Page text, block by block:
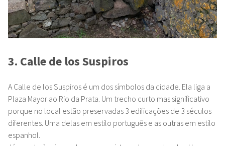
3. Calle de los Suspiros
A Calle de los Suspiros é um dos símbolos da cidade. Ela liga a
Plaza Mayor ao Rio da Prata. Um trecho curto mas significativo
porque no local estão preservadas 3 edificações de 3 séculos
diferentes. Uma delas em estilo português e as outras em estilo
espanhol.